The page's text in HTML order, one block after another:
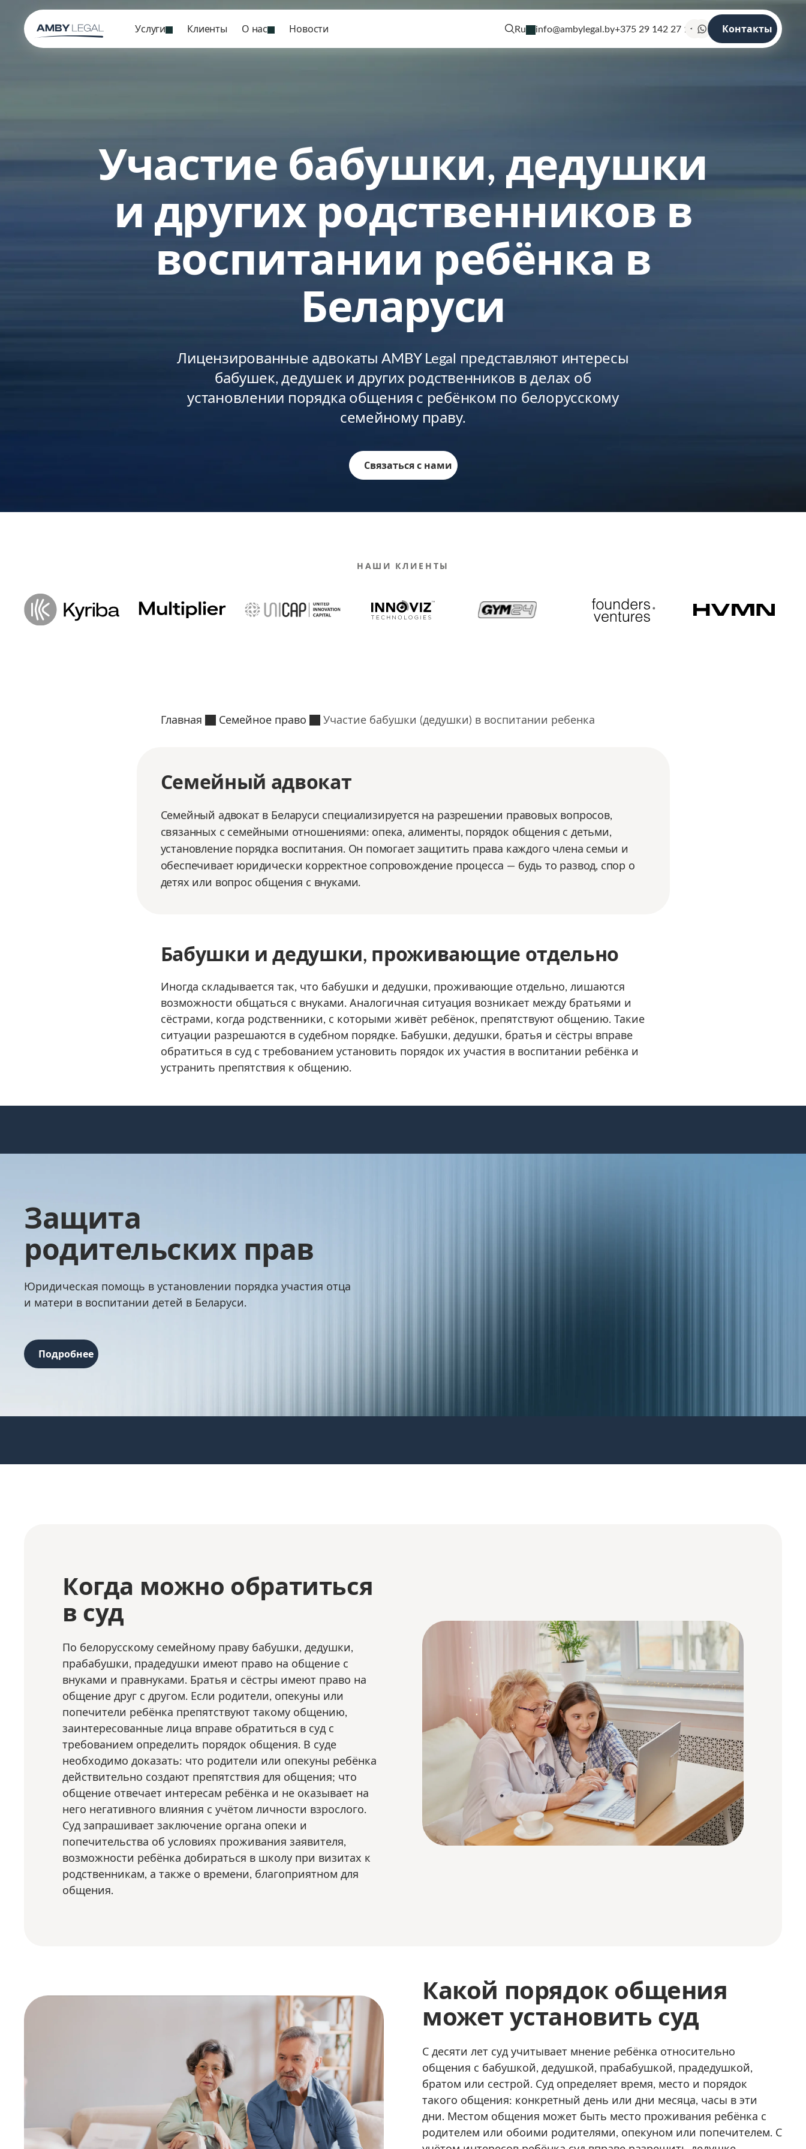
Услуги Клиенты О нас Новости Ru info@ambylegal.by+375 29 142 27 19 Контакты
Участие бабушки, дедушки
и других родственников в
воспитании ребёнка в
Беларуси
Лицензированные адвокаты AMBY Legal представляют интересы
бабушек, дедушек и других родственников в делах об
установлении порядка общения с ребёнком по белорусскому
семейному праву.
Связаться с нами
НАШИ КЛИЕНТЫ
Главная Семейное право Участие бабушки (дедушки) в воспитании ребенка
Семейный адвокат
Семейный адвокат в Беларуси специализируется на разрешении правовых вопросов,
связанных с семейными отношениями: опека, алименты, порядок общения с детьми,
установление порядка воспитания. Он помогает защитить права каждого члена семьи и
обеспечивает юридически корректное сопровождение процесса — будь то развод, спор о
детях или вопрос общения с внуками.
Бабушки и дедушки, проживающие отдельно
Иногда складывается так, что бабушки и дедушки, проживающие отдельно, лишаются
возможности общаться с внуками. Аналогичная ситуация возникает между братьями и
сёстрами, когда родственники, с которыми живёт ребёнок, препятствуют общению. Такие
ситуации разрешаются в судебном порядке. Бабушки, дедушки, братья и сёстры вправе
обратиться в суд с требованием установить порядок их участия в воспитании ребёнка и
устранить препятствия к общению.
Защита
родительских прав
Юридическая помощь в установлении порядка участия отца
и матери в воспитании детей в Беларуси.
Подробнее
Когда можно обратиться
в суд
По белорусскому семейному праву бабушки, дедушки,
прабабушки, прадедушки имеют право на общение с
внуками и правнуками. Братья и сёстры имеют право на
общение друг с другом. Если родители, опекуны или
попечители ребёнка препятствуют такому общению,
заинтересованные лица вправе обратиться в суд с
требованием определить порядок общения. В суде
необходимо доказать: что родители или опекуны ребёнка
действительно создают препятствия для общения; что
общение отвечает интересам ребёнка и не оказывает на
него негативного влияния с учётом личности взрослого.
Суд запрашивает заключение органа опеки и
попечительства об условиях проживания заявителя,
возможности ребёнка добираться в школу при визитах к
родственникам, а также о времени, благоприятном для
общения.
Какой порядок общения
может установить суд
С десяти лет суд учитывает мнение ребёнка относительно
общения с бабушкой, дедушкой, прабабушкой, прадедушкой,
братом или сестрой. Суд определяет время, место и порядок
такого общения: конкретный день или дни месяца, часы в эти
дни. Местом общения может быть место проживания ребёнка с
родителем или обоими родителями, опекуном или попечителем. С